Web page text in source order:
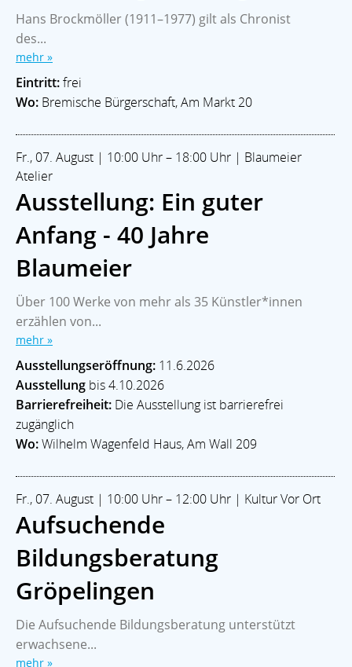
Hans Brockmöller (1911–1977) gilt als Chronist
des...
mehr »
Eintritt:frei
Wo: Bremische Bürgerschaft, Am Markt 20
Fr., 07. August | 10:00 Uhr – 18:00 Uhr | Blaumeier
Atelier
Ausstellung: Ein guter
Anfang - 40 Jahre
Blaumeier
Über 100 Werke von mehr als 35 Künstler*innen
erzählen von...
mehr »
Ausstellungseröffnung: 11.6.2026
Ausstellung bis 4.10.2026
Barrierefreiheit: Die Ausstellung ist barrierefrei
zugänglich
Wo:Wilhelm Wagenfeld Haus, Am Wall 209
Fr., 07. August | 10:00 Uhr – 12:00 Uhr | Kultur Vor Ort
Aufsuchende
Bildungsberatung
Gröpelingen
Die Aufsuchende Bildungsberatung unterstützt
erwachsene...
mehr »